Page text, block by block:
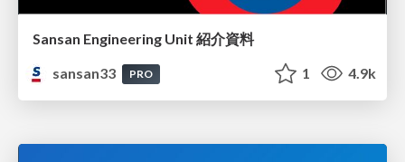
Sansan Engineering Unit 紹介資料
sansan33
PRO 1 4.9k